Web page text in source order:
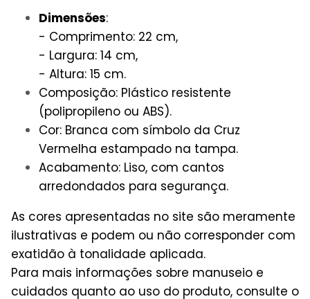
Dimensões:
- Comprimento: 22 cm,
- Largura: 14 cm,
- Altura: 15 cm.
Composição: Plástico resistente
(polipropileno ou ABS).
Cor: Branca com símbolo da Cruz
Vermelha estampado na tampa.
Acabamento: Liso, com cantos
arredondados para segurança.
As cores apresentadas no site são meramente
ilustrativas e podem ou não corresponder com
exatidão à tonalidade aplicada.
Para mais informações sobre manuseio e
cuidados quanto ao uso do produto, consulte o